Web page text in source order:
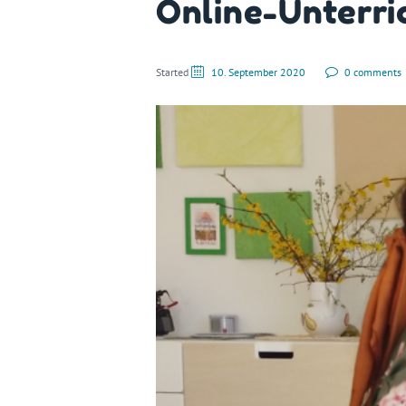
Online-
Started 10. September 2020 0 comments